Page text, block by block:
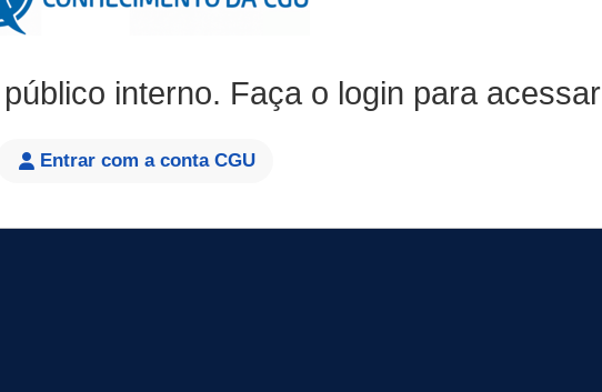
interno. Faça o login para acessar
Entrar com a conta CGU